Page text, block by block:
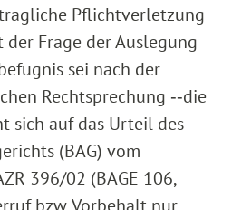
Pflichtverletzung
der Frage der Auslegung
sei nach der
Rechtsprechung ‑‑die
sich auf das Urteil des
(BAG) vom
396/02 (BAGE 106,